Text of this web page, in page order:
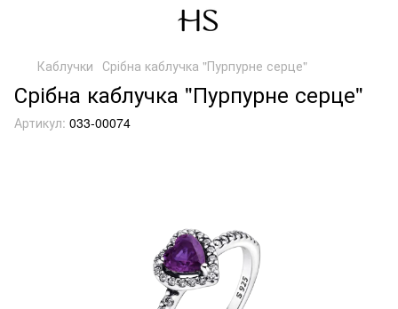
Каблучки Срібна каблучка "Пурпурне серце"
Срібна каблучка "Пурпурне серце"
Артикул: 033-00074